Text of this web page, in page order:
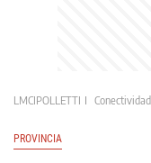
LMCIPOLLETTI Conectividad
PROVINCIA